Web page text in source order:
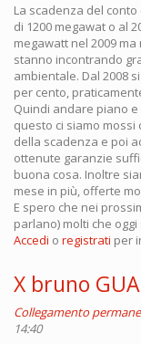
La scadenza del
di 1200 megawat o al
megawatt nel 2009
stanno incontrando
ambientale. Dal 2008
per cento,
Quindi andare piano
questo ci siamo
della scadenza e poi
ottenute garanzie
buona cosa. Inoltre
mese in più, offerte
E spero che nei
parlano) molti che
Accedi o registrati per
X bruno
Collegamento
14:40